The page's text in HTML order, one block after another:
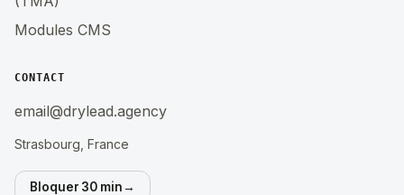
Modules CMS
CONTACT
email@drylead.agency
Strasbourg, France
Bloquer 30 min→